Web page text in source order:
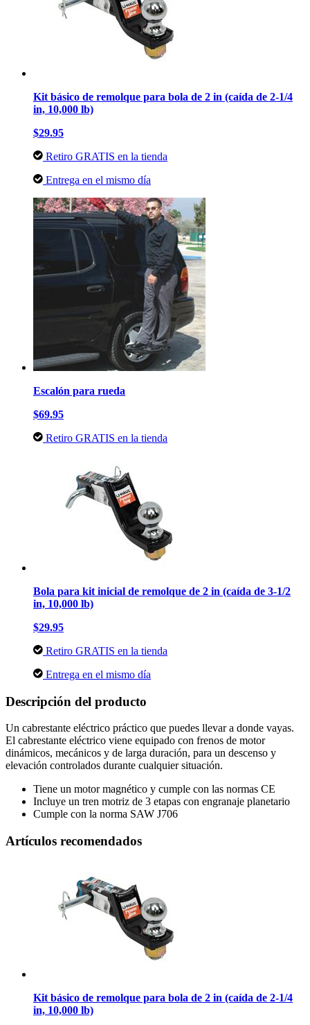
Kit básico de remolque para bola de 2 in (caída de 2-1/4
in, 10,000 lb)
$29.95
Retiro GRATIS en la tienda
Entrega en el mismo día
Escalón para rueda
$69.95
Retiro GRATIS en la tienda
Bola para kit inicial de remolque de 2 in (caída de 3-1/2
in, 10,000 lb)
$29.95
Retiro GRATIS en la tienda
Entrega en el mismo día
Descripción del producto
Un cabrestante eléctrico práctico que puedes llevar a donde vayas.
El cabrestante eléctrico viene equipado con frenos de motor
dinámicos, mecánicos y de larga duración, para un descenso y
elevación controlados durante cualquier situación.
Tiene un motor magnético y cumple con las normas CE
Incluye un tren motriz de 3 etapas con engranaje planetario
Cumple con la norma SAW J706
Artículos recomendados
Kit básico de remolque para bola de 2 in (caída de 2-1/4
in, 10,000 lb)